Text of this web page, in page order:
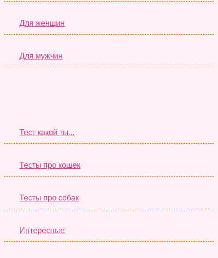
Для женщин
Для мужчин
Тест какой ты...
Тесты про кошек
Тесты про собак
Интересные